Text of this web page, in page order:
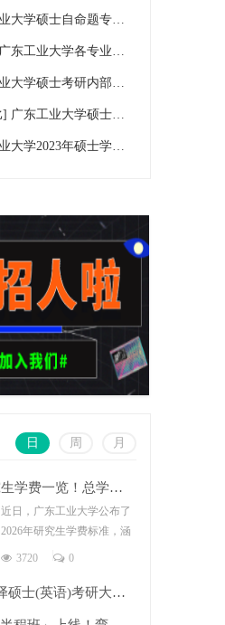
广东工业大学硕士自命题专业课考研历年真题
[交友] 广东工业大学各专业考研交流群
广东工业大学硕士考研内部资料/考研真题下
[报录比] 广东工业大学硕士研究生数据统计
广东工业大学2023年硕士学位研究生招生专业
日 周 月
广工2026研究生学费一览！总学费最低为2.4
近日，广东工业大学公布了
2026年研究生学费标准，涵
盖全日制与非全日制多个专
3720 0
26广工211翻译硕士(英语)考研大纲及变化！